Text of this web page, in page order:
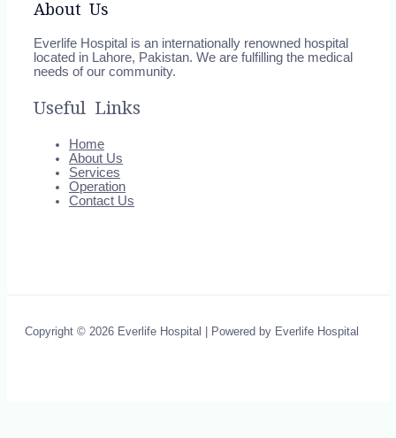
About Us
Everlife Hospital is an internationally renowned hospital
located in Lahore, Pakistan. We are fulfilling the medical
needs of our community.
Useful Links
Home
About Us
Services
Operation
Contact Us
Copyright © 2026 Everlife Hospital | Powered by Everlife Hospital